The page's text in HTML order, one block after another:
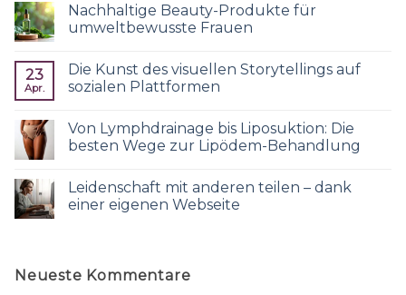
Nachhaltige Beauty-Produkte für
umweltbewusste Frauen
23
Apr.
Die Kunst des visuellen Storytellings auf
sozialen Plattformen
Von Lymphdrainage bis Liposuktion: Die
besten Wege zur Lipödem-Behandlung
Leidenschaft mit anderen teilen – dank
einer eigenen Webseite
Neueste Kommentare